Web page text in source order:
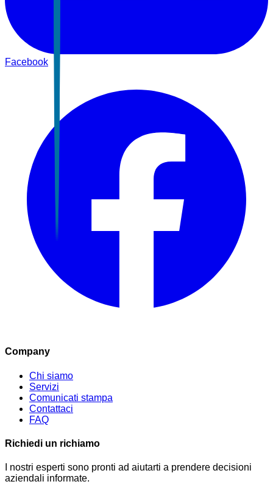
Facebook
Company
Chi siamo
Servizi
Comunicati stampa
Contattaci
FAQ
Richiedi un richiamo
I nostri esperti sono pronti ad aiutarti a prendere decisioni
aziendali informate.